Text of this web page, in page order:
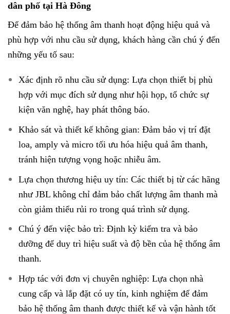
dân phố tại Hà Đông
Để đảm bảo hệ thống âm thanh hoạt động hiệu quả và
phù hợp với nhu cầu sử dụng, khách hàng cần chú ý đến
những yếu tố sau:
Xác định rõ nhu cầu sử dụng: Lựa chọn thiết bị phù
hợp với mục đích sử dụng như hội họp, tổ chức sự
kiện văn nghệ, hay phát thông báo.
Khảo sát và thiết kế không gian: Đảm bảo vị trí đặt
loa, amply và micro tối ưu hóa hiệu quả âm thanh,
tránh hiện tượng vọng hoặc nhiễu âm.
Lựa chọn thương hiệu uy tín: Các thiết bị từ các hãng
như JBL không chỉ đảm bảo chất lượng âm thanh mà
còn giảm thiểu rủi ro trong quá trình sử dụng.
Chú ý đến việc bảo trì: Định kỳ kiểm tra và bảo
dưỡng để duy trì hiệu suất và độ bền của hệ thống âm
thanh.
Hợp tác với đơn vị chuyên nghiệp: Lựa chọn nhà
cung cấp và lắp đặt có uy tín, kinh nghiệm để đảm
bảo hệ thống âm thanh được thiết kế và vận hành tốt